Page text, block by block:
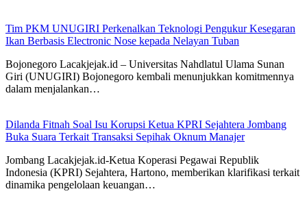
Tim PKM UNUGIRI Perkenalkan Teknologi Pengukur Kesegaran
Ikan Berbasis Electronic Nose kepada Nelayan Tuban
Bojonegoro Lacakjejak.id – Universitas Nahdlatul Ulama Sunan
Giri (UNUGIRI) Bojonegoro kembali menunjukkan komitmennya
dalam menjalankan…
Dilanda Fitnah Soal Isu Korupsi Ketua KPRI Sejahtera Jombang
Buka Suara Terkait Transaksi Sepihak Oknum Manajer
Jombang Lacakjejak.id-Ketua Koperasi Pegawai Republik
Indonesia (KPRI) Sejahtera, Hartono, memberikan klarifikasi terkait
dinamika pengelolaan keuangan…